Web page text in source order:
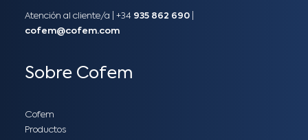
Atención al cliente/a​ | +34 935 862 690
cofem@cofem.com
Sobre Cofem
Cofem
Productos